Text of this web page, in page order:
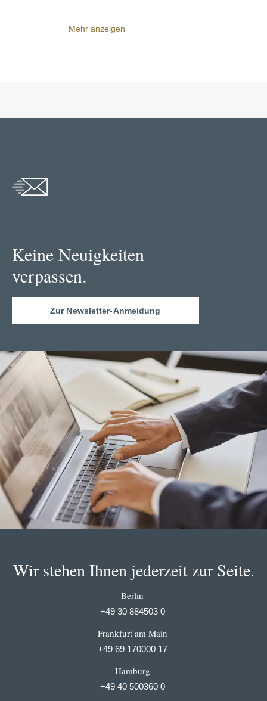
Mehr anzeigen
Keine Neuigkeiten
verpassen.
Zur Newsletter-Anmeldung
Wir stehen Ihnen jederzeit zur Seite.
Berlin
+49 30 884503 0
Frankfurt am Main
+49 69 170000 17
Hamburg
+49 40 500360 0